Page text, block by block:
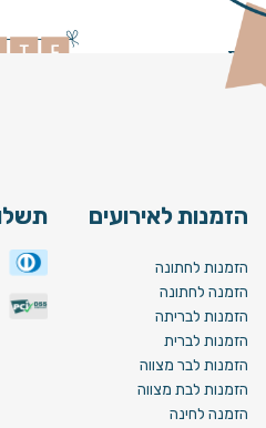
Bat
הזמנות לאירועים
הזמנות לחתונה
הזמנה לחתונה
הזמנות לבריתה
הזמנות לברית
הזמנות לבר מצווה
הזמנות לבת מצווה
הזמנה לחינה